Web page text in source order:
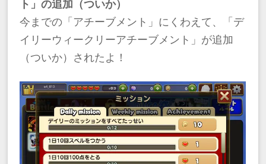
ト」の追加（ついか）
今までの「アチーブメント」にくわえて、「デ
イリーウィークリーアチーブメント」が追加
（ついか）されたよ！